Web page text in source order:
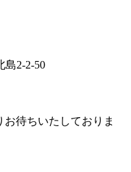
島2-2-50
待ちいたしておりま